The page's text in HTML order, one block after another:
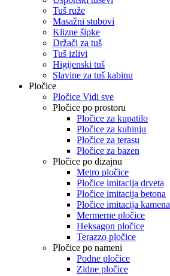
Tuš ruže
Masažni stubovi
Klizne šipke
Držači za tuš
Tuš izlivi
Higijenski tuš
Slavine za tuš kabinu
Pločice
Pločice Vidi sve
Pločice po prostoru
Pločice za kupatilo
Pločice za kuhinju
Pločice za terasu
Pločice za bazen
Pločice po dizajnu
Metro pločice
Pločice imitacija drveta
Pločice imitacija betona
Pločice imitacija kamena
Mermerne pločice
Heksagon pločice
Terazzo pločice
Pločice po nameni
Podne pločice
Zidne pločice